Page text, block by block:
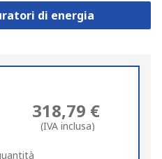
di energia
318,79 €
(IVA inclusa)